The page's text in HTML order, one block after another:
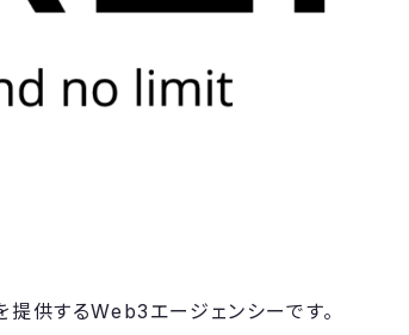
供するWeb3エージェンシーです。